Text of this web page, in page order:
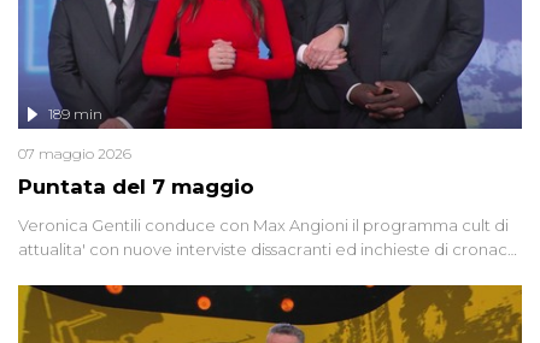
Puntata del 7 maggio
189 min
07 maggio 2026
Veronica Gentili conduce con Max Angioni il programma cult di
attualita' con nuove interviste dissacranti ed inchieste di cronaca